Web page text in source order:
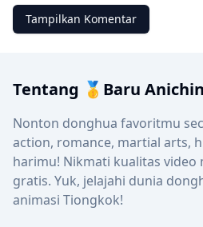
Tampilkan Komentar
Tentang 🥇Baru Anichin
Nonton donghua favoritmu
action, romance, martial arts,
harimu! Nikmati kualitas video
gratis. Yuk, jelajahi dunia
animasi Tiongkok!